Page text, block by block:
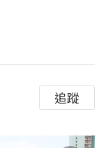
追蹤